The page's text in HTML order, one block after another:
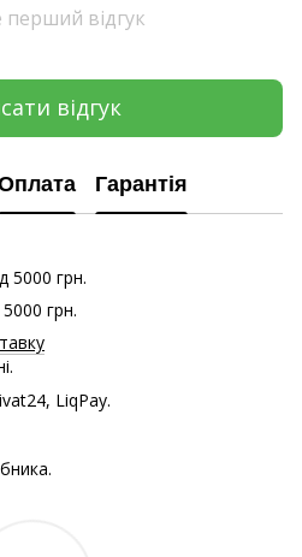
відгук
відгук
Гарантія
5000 грн.
грн.
LiqPay.